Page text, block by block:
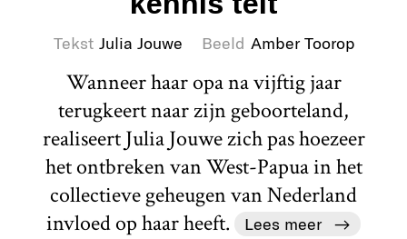
Tekst Julia Jouwe Beeld Amber Toorop
Wanneer haar opa na vijftig jaar
terugkeert naar zijn geboorteland,
realiseert Julia Jouwe zich pas hoezeer
het ontbreken van West-Papua in het
collectieve geheugen van Nederland
invloed op haar heeft.
Lees meer